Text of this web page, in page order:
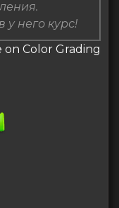
у него курс!
on Color Grading